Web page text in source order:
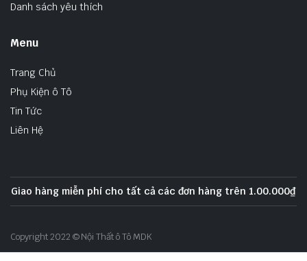
Danh sách yêu thích
Menu
Trang Chủ
Phụ Kiện ô Tô
Tin Tức
Liên Hệ
Giao hàng miễn phí cho tất cả các đơn hàng trên 1.00.000₫
Copyright 2022 © Nội Thất ô Tô MDK